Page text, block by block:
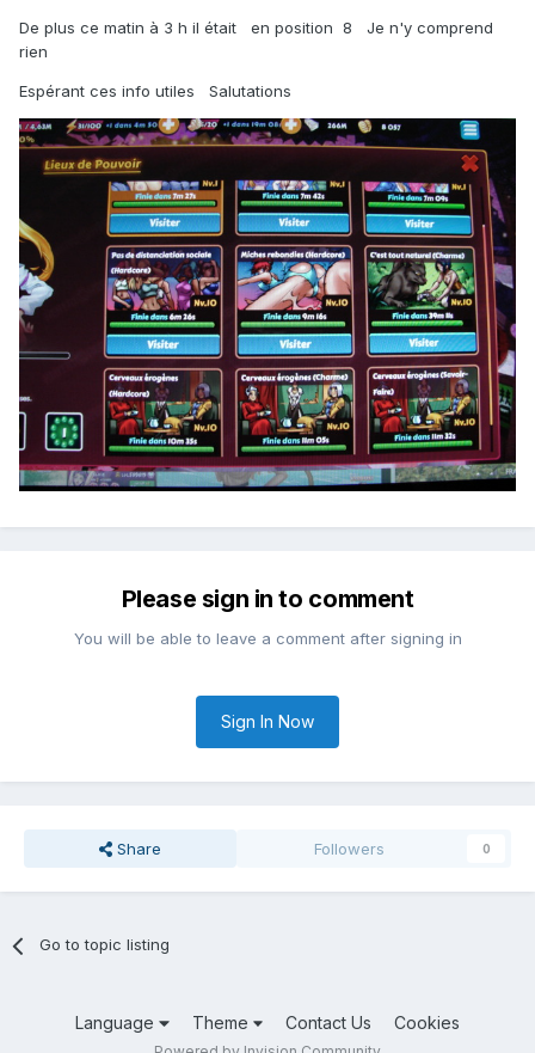
De plus ce matin à 3 h il était en position 8 Je n'y comprend
rien
Espérant ces info utiles Salutations
Please sign in to comment
You will be able to leave a comment after signing in
Sign In Now
Share Followers 0
Go to topic listing
Language Theme Contact Us Cookies